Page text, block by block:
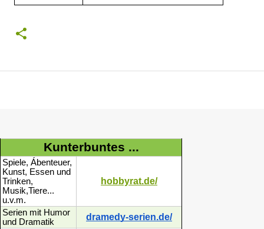
Kunterbuntes ...
Spiele, Ábenteuer,
Kunst, Essen und
Trinken,
Musik,Tiere...
u.v.m.
hobbyrat.de/
Serien mit Humor
und Dramatik
dramedy-serien.de/